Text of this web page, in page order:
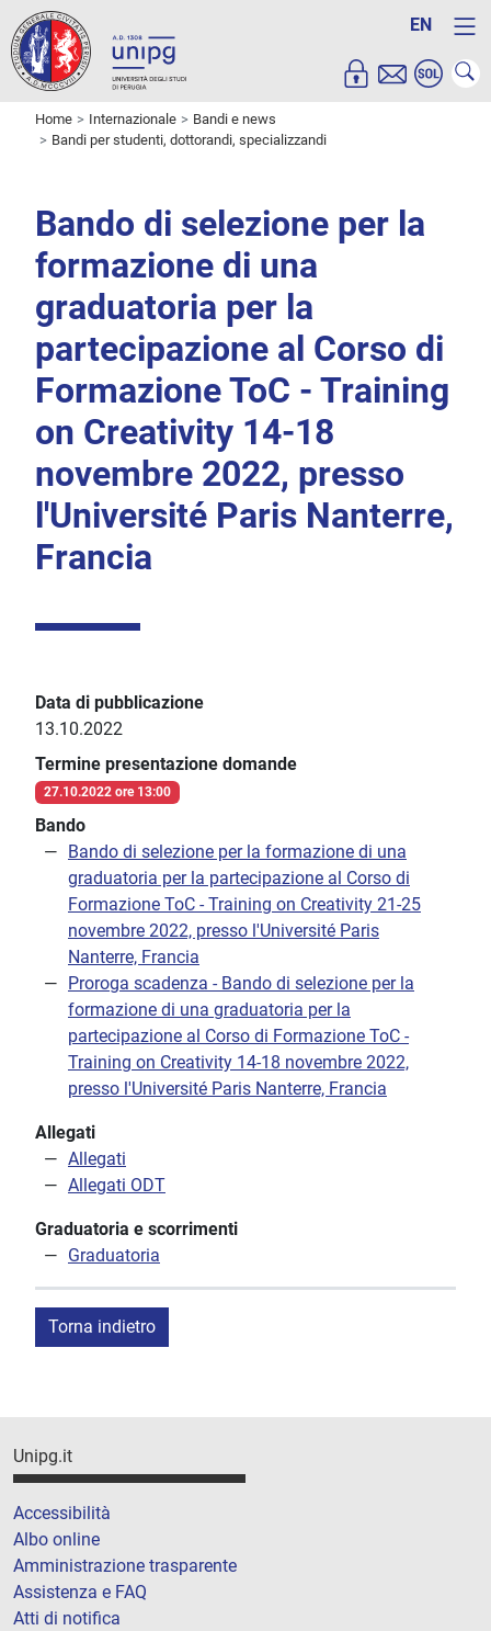
EN
Home Internazionale
Bandi e news
Bandi per studenti, dottorandi, specializzandi
Bando di selezione per la
formazione di una
graduatoria per la
partecipazione al Corso di
Formazione ToC - Training
on Creativity 14-18
novembre 2022, presso
l'Université Paris Nanterre,
Francia
Data di pubblicazione
13.10.2022
Termine presentazione domande
27.10.2022 ore 13:00
Bando
Bando di selezione per la formazione di una
graduatoria per la partecipazione al Corso di
Formazione ToC - Training on Creativity 21-25
novembre 2022, presso l'Université Paris
Nanterre, Francia
Proroga scadenza - Bando di selezione per la
formazione di una graduatoria per la
partecipazione al Corso di Formazione ToC -
Training on Creativity 14-18 novembre 2022,
presso l'Université Paris Nanterre, Francia
Allegati
Allegati
Allegati ODT
Graduatoria e scorrimenti
Graduatoria
Torna indietro
Unipg.it
Accessibilità
Albo online
Amministrazione trasparente
Assistenza e FAQ
Atti di notifica